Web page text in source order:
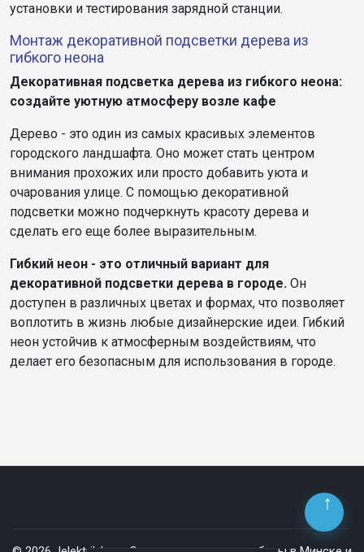
установки и тестирования зарядной станции.
Монтаж декоративной подсветки дерева из
гибкого неона
Декоративная подсветка дерева из гибкого неона:
создайте уютную атмосферу возле кафе
Дерево - это один из самых красивых элементов
городского ландшафта. Оно может стать центром
внимания прохожих или просто добавить уюта и
очарования улице. С помощью декоративной
подсветки можно подчеркнуть красоту дерева и
сделать его еще более выразительным.
Гибкий неон - это отличный вариант для
декоративной подсветки дерева в городе. Он
доступен в различных цветах и формах, что позволяет
воплотить в жизнь любые дизайнерские идеи. Гибкий
неон устойчив к атмосферным воздействиям, что
делает его безопасным для использования в городе.